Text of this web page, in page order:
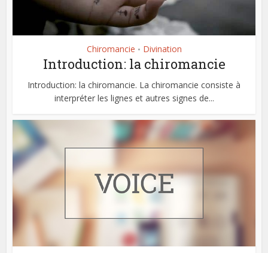
Chiromancie • Divination
Introduction: la chiromancie
Introduction: la chiromancie. La chiromancie consiste à
interpréter les lignes et autres signes de...